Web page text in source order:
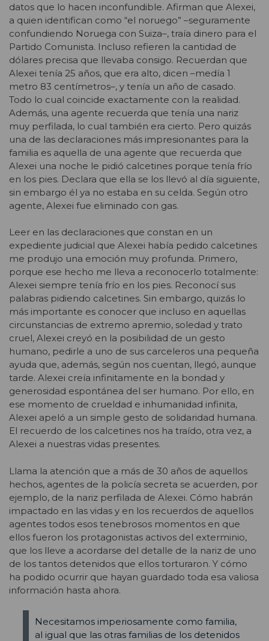
datos que lo hacen inconfundible. Afirman que Alexei,
a quien identifican como “el noruego” –seguramente
confundiendo Noruega con Suiza–, traía dinero para el
Partido Comunista. Incluso refieren la cantidad de
dólares precisa que llevaba consigo. Recuerdan que
Alexei tenía 25 años, que era alto, dicen –medía 1
metro 83 centímetros–, y tenía un año de casado.
Todo lo cual coincide exactamente con la realidad.
Además, una agente recuerda que tenía una nariz
muy perfilada, lo cual también era cierto. Pero quizás
una de las declaraciones más impresionantes para la
familia es aquella de una agente que recuerda que
Alexei una noche le pidió calcetines porque tenía frío
en los pies. Declara que ella se los llevó al día siguiente,
sin embargo él ya no estaba en su celda. Según otro
agente, Alexei fue eliminado con gas.
Leer en las declaraciones que constan en un
expediente judicial que Alexei había pedido calcetines
me produjo una emoción muy profunda. Primero,
porque ese hecho me lleva a reconocerlo totalmente:
Alexei siempre tenía frío en los pies. Reconocí sus
palabras pidiendo calcetines. Sin embargo, quizás lo
más importante es conocer que incluso en aquellas
circunstancias de extremo apremio, soledad y trato
cruel, Alexei creyó en la posibilidad de un gesto
humano, pedirle a uno de sus carceleros una pequeña
ayuda que, además, según nos cuentan, llegó, aunque
tarde. Alexei creía infinitamente en la bondad y
generosidad espontánea del ser humano. Por ello, en
ese momento de crueldad e inhumanidad infinita,
Alexei apeló a un simple gesto de solidaridad humana.
El recuerdo de los calcetines nos ha traído, otra vez, a
Alexei a nuestras vidas presentes.
Llama la atención que a más de 30 años de aquellos
hechos, agentes de la policía secreta se acuerden, por
ejemplo, de la nariz perfilada de Alexei. Cómo habrán
impactado en las vidas y en los recuerdos de aquellos
agentes todos esos tenebrosos momentos en que
ellos fueron los protagonistas activos del exterminio,
que los lleve a acordarse del detalle de la nariz de uno
de los tantos detenidos que ellos torturaron. Y cómo
ha podido ocurrir que hayan guardado toda esa valiosa
información hasta ahora.
Necesitamos imperiosamente como familia,
al igual que las otras familias de los detenidos